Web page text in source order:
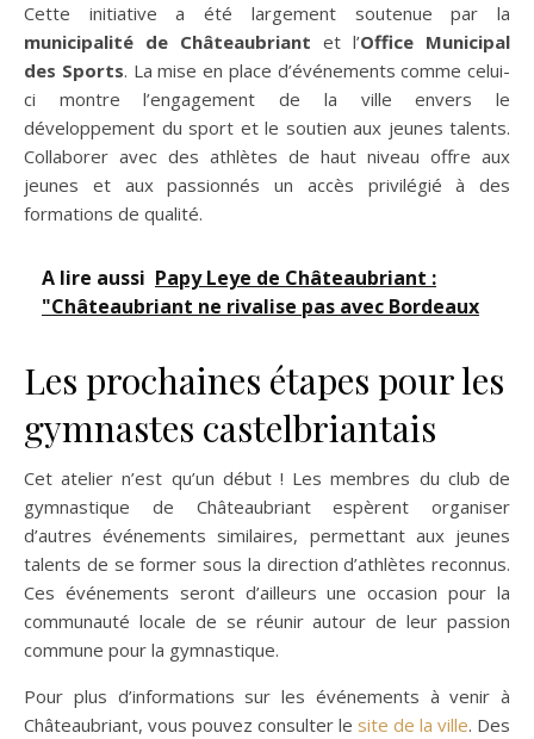
Cette initiative a été largement soutenue par la
municipalité de Châteaubriant et l’Office Municipal
des Sports. La mise en place d’événements comme celui-
ci montre l’engagement de la ville envers le
développement du sport et le soutien aux jeunes talents.
Collaborer avec des athlètes de haut niveau offre aux
jeunes et aux passionnés un accès privilégié à des
formations de qualité.
A lire aussi Papy Leye de Châteaubriant :
"Châteaubriant ne rivalise pas avec Bordeaux
Les prochaines étapes pour les
gymnastes castelbriantais
Cet atelier n’est qu’un début ! Les membres du club de
gymnastique de Châteaubriant espèrent organiser
d’autres événements similaires, permettant aux jeunes
talents de se former sous la direction d’athlètes reconnus.
Ces événements seront d’ailleurs une occasion pour la
communauté locale de se réunir autour de leur passion
commune pour la gymnastique.
Pour plus d’informations sur les événements à venir à
Châteaubriant, vous pouvez consulter le site de la ville. Des